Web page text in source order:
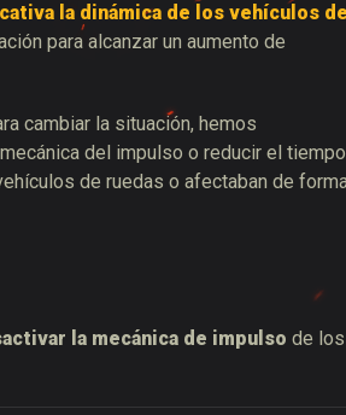
la dinámica de los vehículos
para alcanzar un aumento de
cambiar la situación, hemos
del impulso o reducir el tiempo
de ruedas o afectaban de
la mecánica de impulso de los